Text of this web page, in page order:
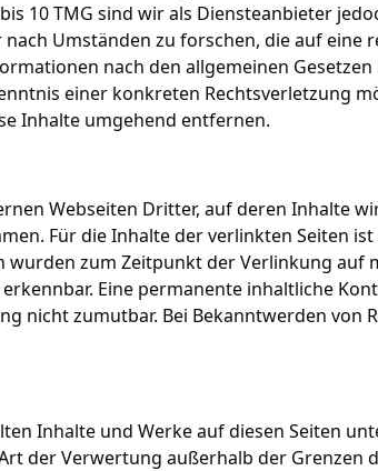
10 TMG sind wir als Diensteanbieter
Umständen zu forschen, die auf
nach den allgemeinen
einer konkreten Rechtsverletzung
Inhalte umgehend entfernen.
Webseiten Dritter, auf deren Inhalte
Für die Inhalte der verlinkten Seiten
zum Zeitpunkt der Verlinkung
Eine permanente inhaltliche
nicht zumutbar. Bei Bekanntwerden
Inhalte und Werke auf diesen Seiten
der Verwertung außerhalb der